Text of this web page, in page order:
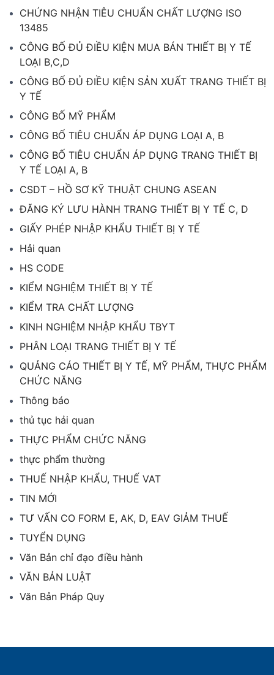
CHỨNG NHẬN TIÊU CHUẨN CHẤT LƯỢNG ISO
13485
CÔNG BỐ ĐỦ ĐIỀU KIỆN MUA BÁN THIẾT BỊ Y TẾ
LOẠI B,C,D
CÔNG BỐ ĐỦ ĐIỀU KIỆN SẢN XUẤT TRANG THIẾT BỊ
Y TẾ
CÔNG BỐ MỸ PHẨM
CÔNG BỐ TIÊU CHUẨN ÁP DỤNG LOẠI A, B
CÔNG BỐ TIÊU CHUẨN ÁP DỤNG TRANG THIẾT BỊ
Y TẾ LOẠI A, B
CSDT – HỒ SƠ KỸ THUẬT CHUNG ASEAN
ĐĂNG KÝ LƯU HÀNH TRANG THIẾT BỊ Y TẾ C, D
GIẤY PHÉP NHẬP KHẨU THIẾT BỊ Y TẾ
Hải quan
HS CODE
KIỂM NGHIỆM THIẾT BỊ Y TẾ
KIỂM TRA CHẤT LƯỢNG
KINH NGHIỆM NHẬP KHẨU TBYT
PHÂN LOẠI TRANG THIẾT BỊ Y TẾ
QUẢNG CÁO THIẾT BỊ Y TẾ, MỸ PHẨM, THỰC PHẨM
CHỨC NĂNG
Thông báo
thủ tục hải quan
THỰC PHẨM CHỨC NĂNG
thực phẩm thường
THUẾ NHẬP KHẨU, THUẾ VAT
TIN MỚI
TƯ VẤN CO FORM E, AK, D, EAV GIẢM THUẾ
TUYỂN DỤNG
Văn Bản chỉ đạo điều hành
VĂN BẢN LUẬT
Văn Bản Pháp Quy